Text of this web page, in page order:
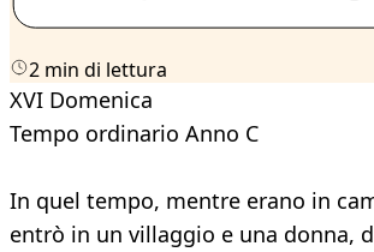
2 min di lettura
XVI Domenica
Tempo ordinario Anno C
In quel tempo, mentre erano in
entrò in un villaggio e una donna,